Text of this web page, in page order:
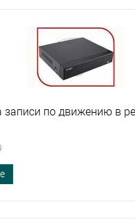
записи по движению в